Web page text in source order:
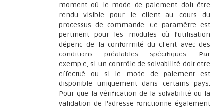
moment où le mode de paiement doit être
rendu visible pour le client au cours du
processus de commande. Ce paramètre est
pertinent pour les modules où l'utilisation
dépend de la conformité du client avec des
conditions préalables spécifiques. Par
exemple, si un contrôle de solvabilité doit etre
effectué ou si le mode de paiement est
disponible uniquement dans certains pays.
Pour que la vérification de la solvabilité ou la
validation de l'adresse fonctionne également